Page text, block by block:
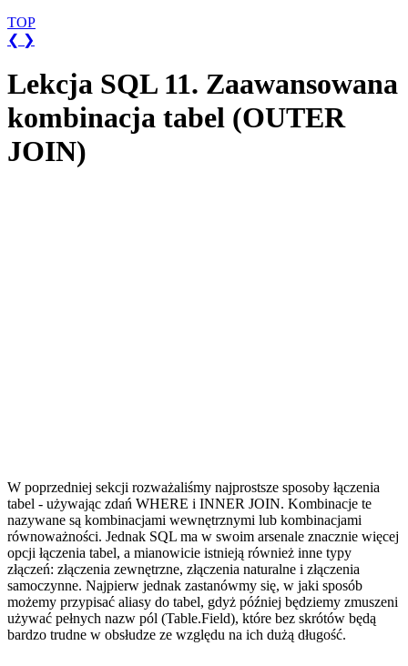
TOP
❮ ❯
Lekcja SQL 11. Zaawansowana
kombinacja tabel (OUTER
JOIN)
W poprzedniej sekcji rozważaliśmy najprostsze sposoby łączenia
tabel - używając zdań WHERE i INNER JOIN. Kombinacje te
nazywane są kombinacjami wewnętrznymi lub kombinacjami
równoważności. Jednak SQL ma w swoim arsenale znacznie więcej
opcji łączenia tabel, a mianowicie istnieją również inne typy
złączeń: złączenia zewnętrzne, złączenia naturalne i złączenia
samoczynne. Najpierw jednak zastanówmy się, w jaki sposób
możemy przypisać aliasy do tabel, gdyż później będziemy zmuszeni
używać pełnych nazw pól (Table.Field), które bez skrótów będą
bardzo trudne w obsłudze ze względu na ich dużą długość.